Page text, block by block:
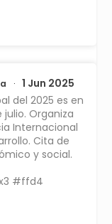
·
1 Jun 2025
del 2025 es en
julio. Organiza
Internacional
Cita de
y social.
#ffd4